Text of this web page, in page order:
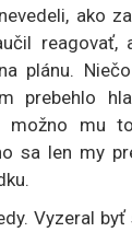
ako
reagovať,
plánu.
prebehlo
možno mu
sa len my
Vyzeral byť